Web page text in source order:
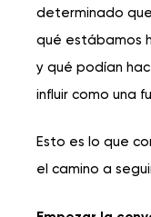
determinado
qué estábamos
y qué podían
influir como una
Esto es lo que
el camino a